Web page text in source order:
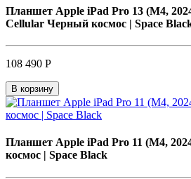
Планшет Apple iPad Pro 13 (M4,
Cellular Черный космос | Space
108 490 Р
В корзину
Планшет Apple iPad Pro 11 (M4,
космос | Space Black